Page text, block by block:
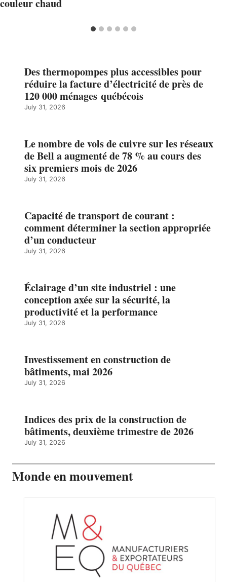
couleur chaud
Des thermopompes plus accessibles pour
réduire la facture d’électricité de près de
120 000 ménages québécois
July 31, 2026
Le nombre de vols de cuivre sur les réseaux
de Bell a augmenté de 78 % au cours des
six premiers mois de 2026
July 31, 2026
Capacité de transport de courant :
comment déterminer la section appropriée
d’un conducteur
July 31, 2026
Éclairage d’un site industriel : une
conception axée sur la sécurité, la
productivité et la performance
July 31, 2026
Investissement en construction de
bâtiments, mai 2026
July 31, 2026
Indices des prix de la construction de
bâtiments, deuxième trimestre de 2026
July 31, 2026
Monde en mouvement